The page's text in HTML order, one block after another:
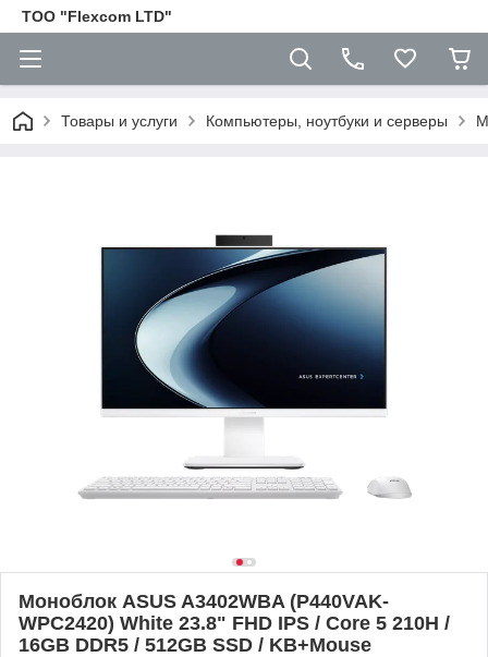
ТОО "Flexcom LTD"
Товары и услуги Компьютеры, ноутбуки и серверы
Моноблок ASUS A3402WBA (P440VAK-
WPC2420) White 23.8" FHD IPS / Core 5 210H /
16GB DDR5 / 512GB SSD / KB+Mouse